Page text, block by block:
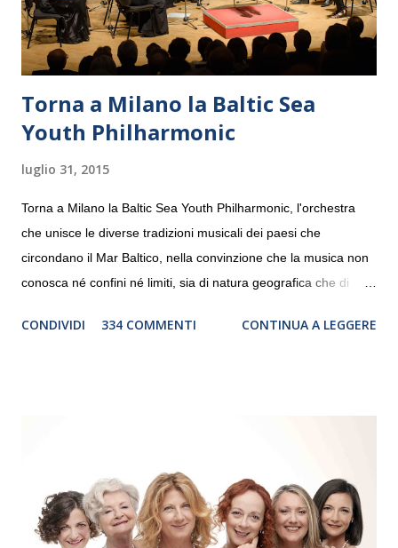
Torna a Milano la Baltic Sea
Youth Philharmonic
luglio 31, 2015
Torna a Milano la Baltic Sea Youth Philharmonic, l'orchestra
che unisce le diverse tradizioni musicali dei paesi che
circondano il Mar Baltico, nella convinzione che la musica non
conosca né confini né limiti, sia di natura geografica che di
debutterà il 10 settembre a Heiden, in Germania, e toccherà, in
“Settembre dell’Accademia” dove si esibirà per il secondo anno
consecutivo. Il pubblico milanese avrà il piacere di applaudire i
giovani artisti della Baltic Sea Youth Philharmonic per la quarta
CONDIVIDI 334 COMMENTI CONTINUA A LEGGERE